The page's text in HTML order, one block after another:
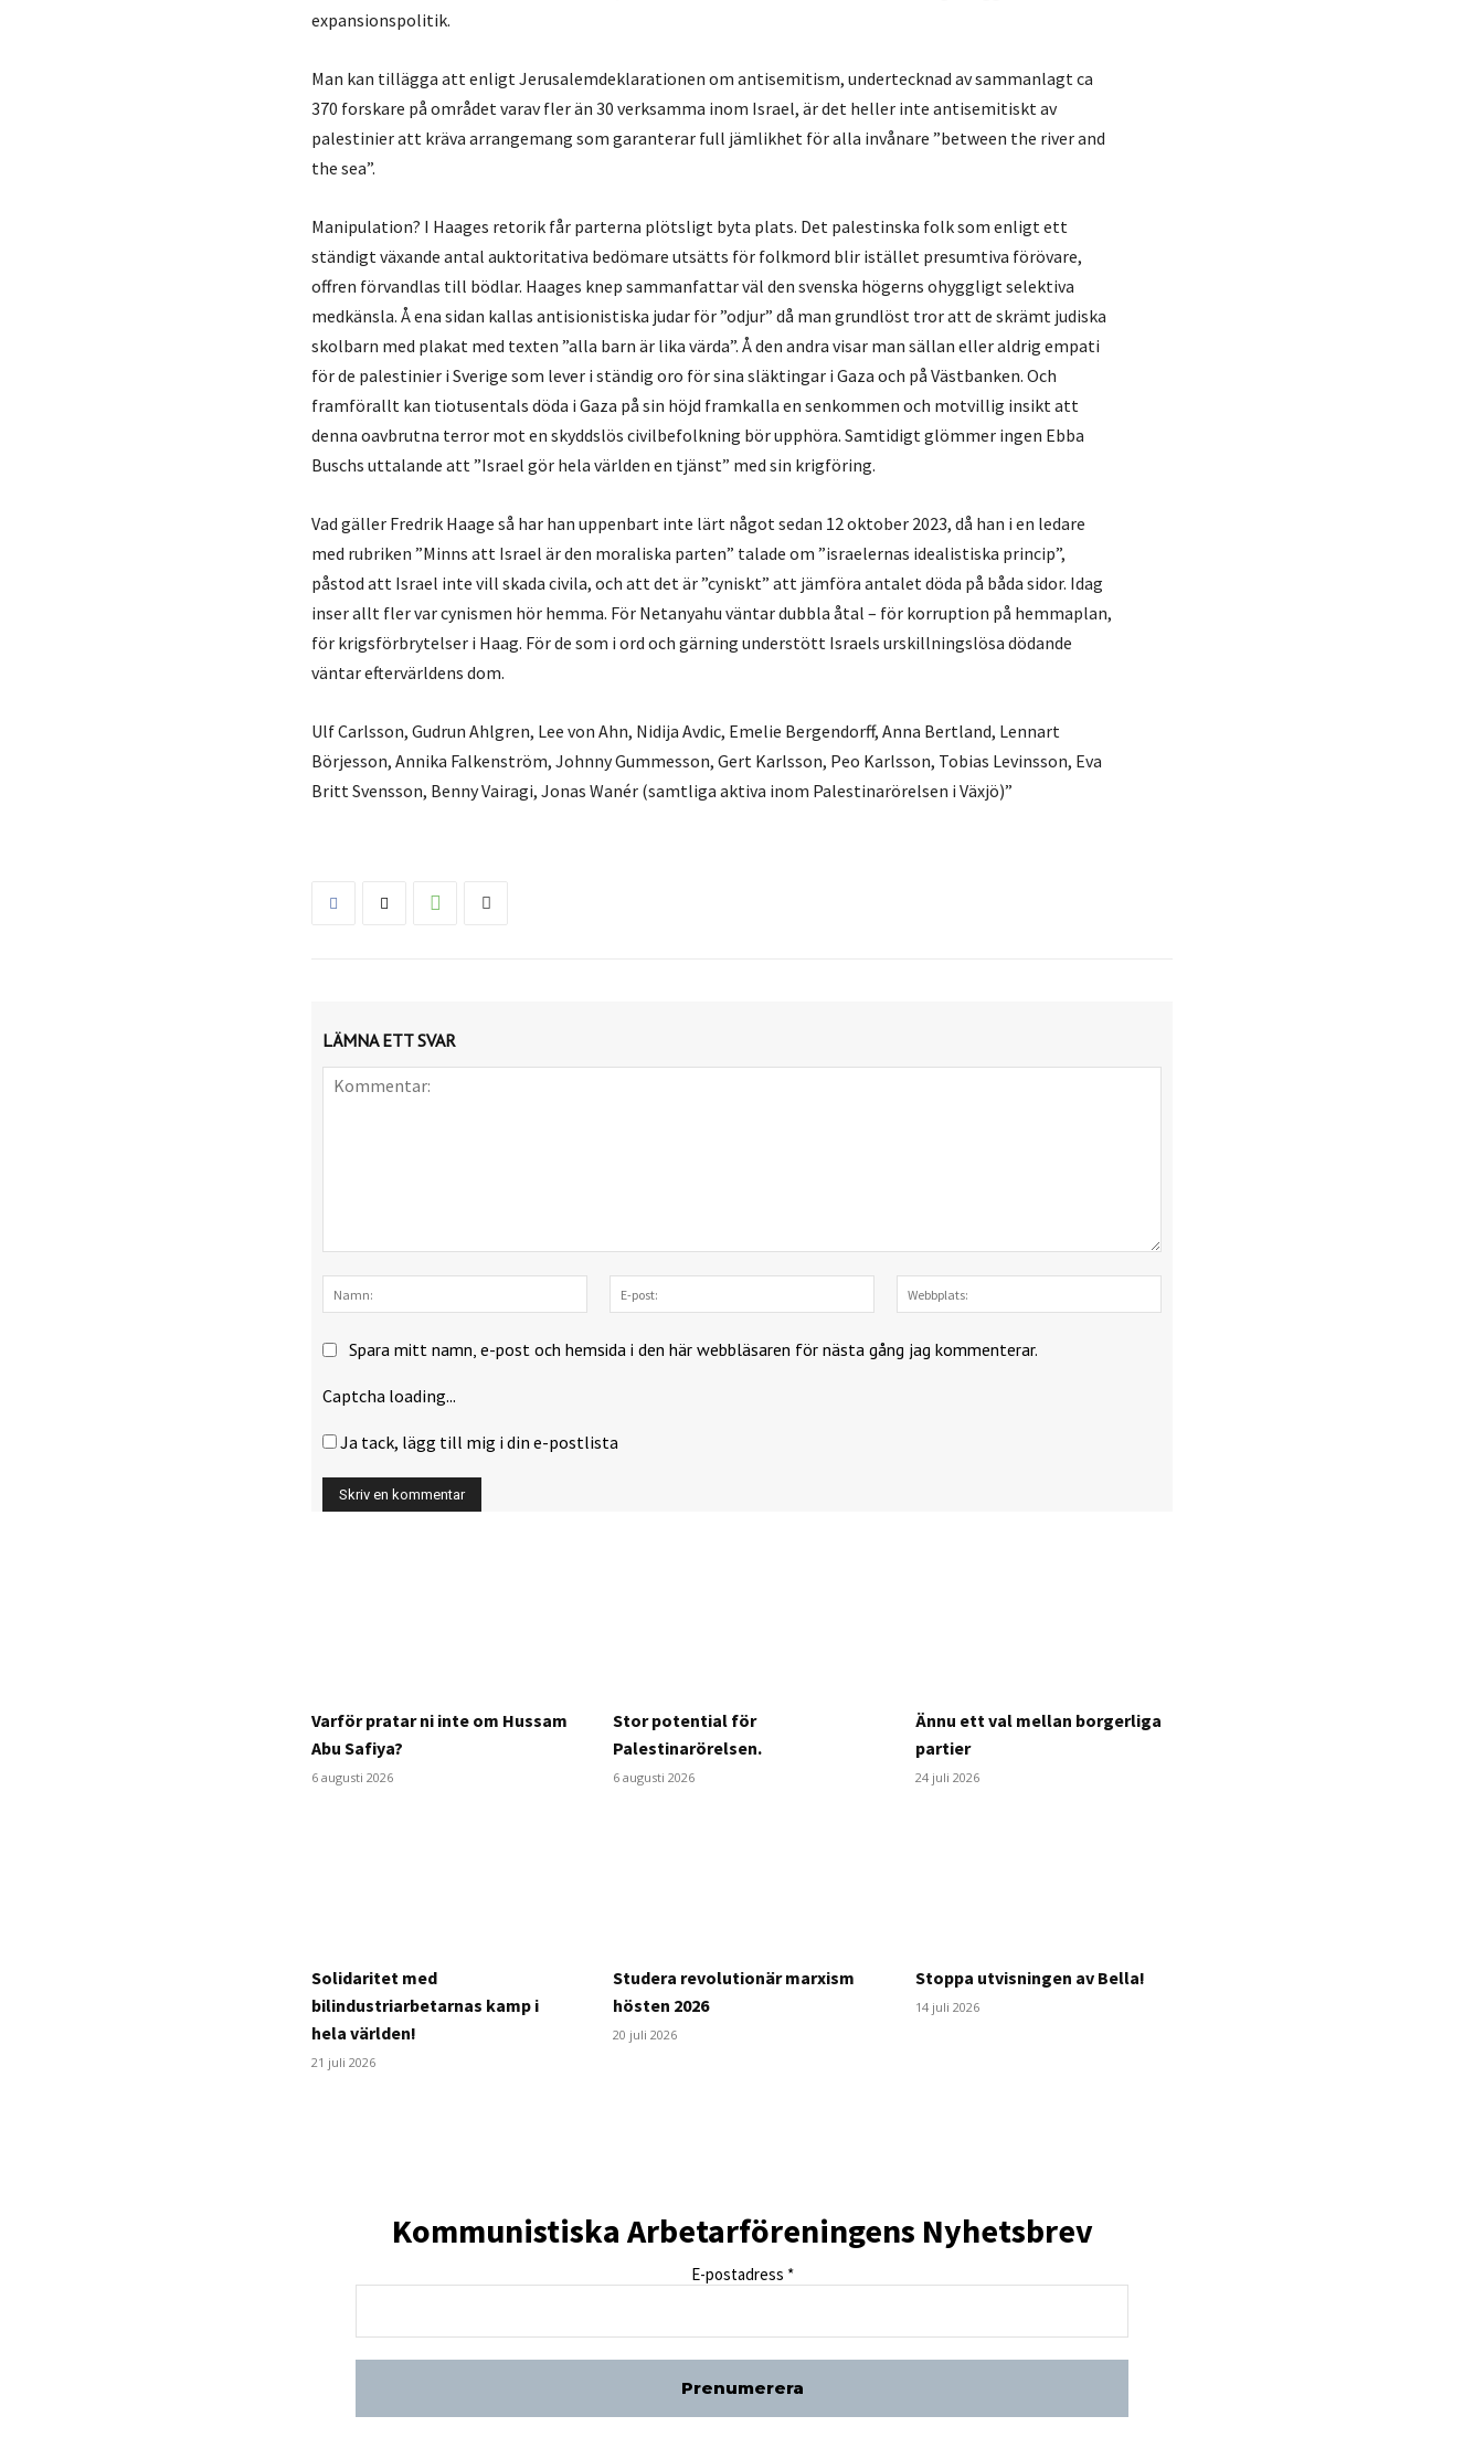
expansionspolitik.
Man kan tillägga att enligt Jerusalemdeklarationen om antisemitism, undertecknad av sammanlagt ca
370 forskare på området varav fler än 30 verksamma inom Israel, är det heller inte antisemitiskt av
palestinier att kräva arrangemang som garanterar full jämlikhet för alla invånare ”between the river and
the sea”.
Manipulation? I Haages retorik får parterna plötsligt byta plats. Det palestinska folk som enligt ett
ständigt växande antal auktoritativa bedömare utsätts för folkmord blir istället presumtiva förövare,
offren förvandlas till bödlar. Haages knep sammanfattar väl den svenska högerns ohyggligt selektiva
medkänsla. Å ena sidan kallas antisionistiska judar för ”odjur” då man grundlöst tror att de skrämt judiska
skolbarn med plakat med texten ”alla barn är lika värda”. Å den andra visar man sällan eller aldrig empati
för de palestinier i Sverige som lever i ständig oro för sina släktingar i Gaza och på Västbanken. Och
framförallt kan tiotusentals döda i Gaza på sin höjd framkalla en senkommen och motvillig insikt att
denna oavbrutna terror mot en skyddslös civilbefolkning bör upphöra. Samtidigt glömmer ingen Ebba
Buschs uttalande att ”Israel gör hela världen en tjänst” med sin krigföring.
Vad gäller Fredrik Haage så har han uppenbart inte lärt något sedan 12 oktober 2023, då han i en ledare
med rubriken ”Minns att Israel är den moraliska parten” talade om ”israelernas idealistiska princip”,
påstod att Israel inte vill skada civila, och att det är ”cyniskt” att jämföra antalet döda på båda sidor. Idag
inser allt fler var cynismen hör hemma. För Netanyahu väntar dubbla åtal – för korruption på hemmaplan,
för krigsförbrytelser i Haag. För de som i ord och gärning understött Israels urskillningslösa dödande
väntar eftervärldens dom.
Ulf Carlsson, Gudrun Ahlgren, Lee von Ahn, Nidija Avdic, Emelie Bergendorff, Anna Bertland, Lennart
Börjesson, Annika Falkenström, Johnny Gummesson, Gert Karlsson, Peo Karlsson, Tobias Levinsson, Eva
Britt Svensson, Benny Vairagi, Jonas Wanér (samtliga aktiva inom Palestinarörelsen i Växjö)”
LÄMNA ETT SVAR
Namn:
post:
Spara mitt namn, e-post och hemsida i den här webbläsaren för nästa gång jag kommenterar.
Captcha loading...
Ja tack, lägg till mig i din e-postlista
Varför pratar ni inte om Hussam
Abu Safiya?
6 augusti 2026
Stor potential för
Palestinarörelsen.
6 augusti 2026
Ännu ett val mellan borgerliga
partier
24 juli 2026
Solidaritet med
bilindustriarbetarnas kamp i
hela världen!
21 juli 2026
Studera revolutionär marxism
hösten 2026
20 juli 2026
Stoppa utvisningen av Bella!
14 juli 2026
Kommunistiska Arbetarföreningens Nyhetsbrev
E-postadress *